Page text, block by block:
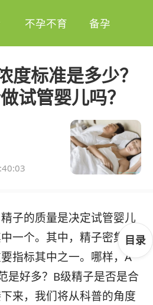
不孕不育 备孕
度标准是多少？
试管婴儿吗？
目录
子的质量是决定试管婴儿
一个。其中，精子密集度
指标其中之一。哪样，A
是好多？B级精子是否是合
来，我们将从科普的角度